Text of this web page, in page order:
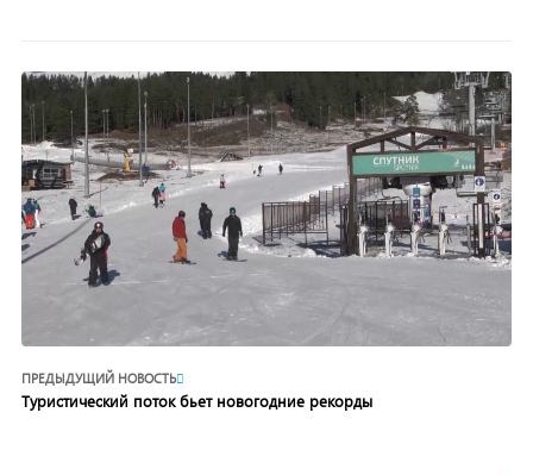
ПРЕДЫДУЩИЙ НОВОСТЬ
Туристический поток бьет новогодние рекорды